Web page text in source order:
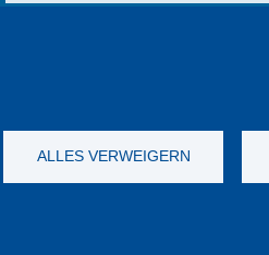
ALLES VERWEIGERN
данных Выходные